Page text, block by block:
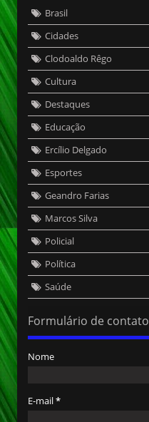
Brasil
Cidades
Clodoaldo Rêgo
Cultura
Destaques
Educação
Ercílio Delgado
Esportes
Geandro Farias
Marcos Silva
Policial
Política
Saúde
Formulário de contato
Nome
E-mail*